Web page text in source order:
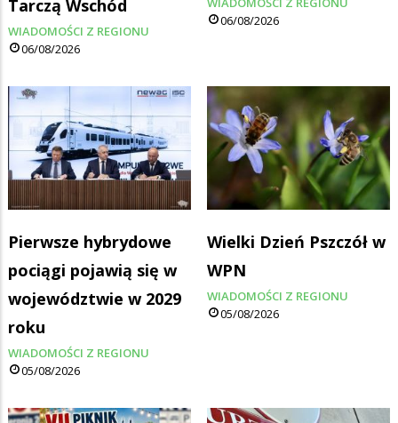
Tarczą Wschód
WIADOMOŚCI Z REGIONU
06/08/2026
06/08/2026
Pierwsze hybrydowe
pociągi pojawią się w
województwie w 2029
roku
WIADOMOŚCI Z REGIONU
05/08/2026
Wielki Dzień Pszczół w
WPN
WIADOMOŚCI Z REGIONU
05/08/2026